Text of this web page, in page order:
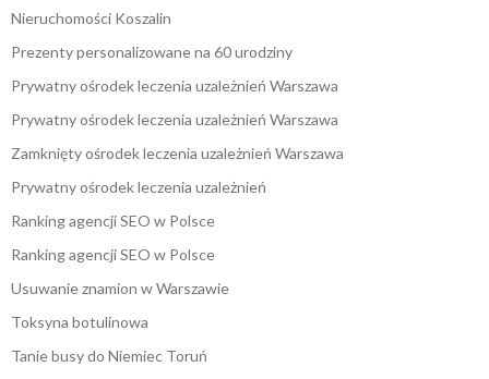
Nieruchomości Koszalin
Prezenty personalizowane na 60 urodziny
Prywatny ośrodek leczenia uzależnień Warszawa
Prywatny ośrodek leczenia uzależnień Warszawa
Zamknięty ośrodek leczenia uzależnień Warszawa
Prywatny ośrodek leczenia uzależnień
Ranking agencji SEO w Polsce
Ranking agencji SEO w Polsce
Usuwanie znamion w Warszawie
Toksyna botulinowa
Tanie busy do Niemiec Toruń